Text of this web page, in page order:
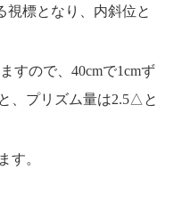
視標となり、内斜位と
すので、40cmで1cmず
、プリズム量は2.5△と
す。